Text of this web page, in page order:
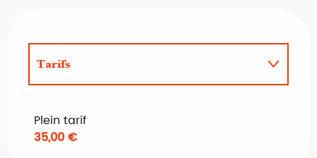
Tarifs
Plein tarif
35,00 €